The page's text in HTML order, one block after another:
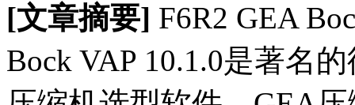
[文章摘要] F6R2 GEA
Bock VAP 10.1.0是著名